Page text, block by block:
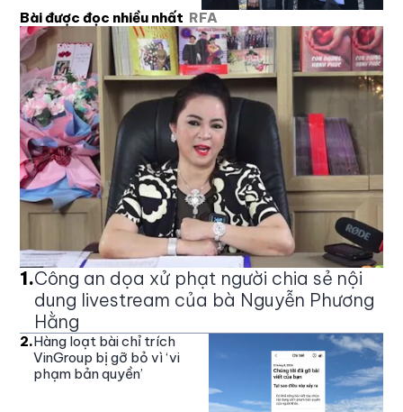
Bài được đọc nhiều nhất RFA
1.Công an dọa xử phạt người chia sẻ nội
dung livestream của bà Nguyễn Phương
Hằng
2.Hàng loạt bài chỉ trích
VinGroup bị gỡ bỏ vì ‘vi
phạm bản quyền’